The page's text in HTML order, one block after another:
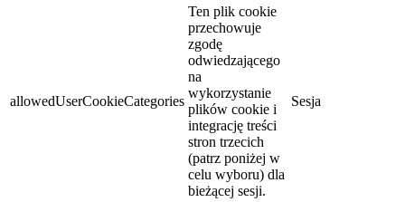
allowedUserCookieCategories
Ten plik cookie
przechowuje
zgodę
odwiedzającego
na
wykorzystanie
plików cookie i
integrację treści
stron trzecich
(patrz poniżej w
celu wyboru) dla
bieżącej sesji.
Sesja